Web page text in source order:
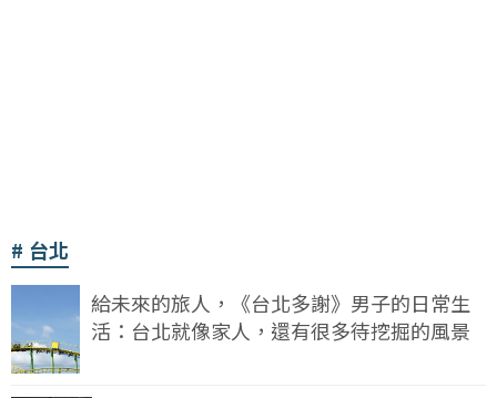
台北
給未來的旅人，《台北多謝》男子的日常生
活：台北就像家人，還有很多待挖掘的風景